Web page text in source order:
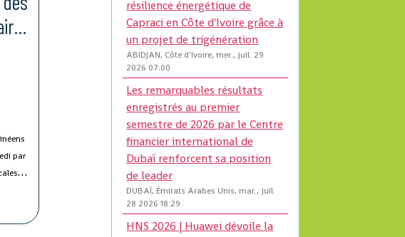
par
résilience énergétique de
Capraci en Côte d'Ivoire grâce à
un projet de trigénération
ABIDJAN, Côte d'Ivoire, mer., juil. 29
2026 07:00
Les remarquables résultats
enregistrés au premier
semestre de 2026 par le Centre
financier international de
Dubaï renforcent sa position
de leader
DUBAÏ, Émirats Arabes Unis, mar., juil.
28 2026 18:29
HNS 2026 | Huawei dévoile la